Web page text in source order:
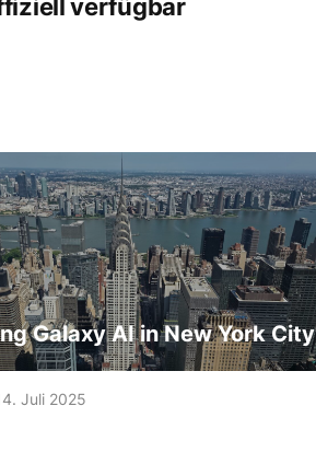
verfügbar
Galaxy AI in New York City
Juli 2025